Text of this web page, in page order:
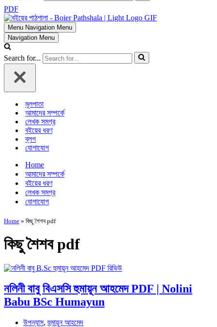
PDF
Menu Navigation Menu
Navigation Menu
Search for...
মূলপাতা
আমাদের সম্পর্কে
লেখক সমগ্র
বইয়ের ধরণ
ব্লগ
যোগাযোগ
Home
আমাদের সম্পর্কে
বইয়ের ধরণ
লেখক সমগ্র
যোগাযোগ
Home » কিছু শৈশব pdf
কিছু শৈশব pdf
নলিনী বাবু বিএসসি হুমায়ূন আহমেদ PDF | Nolini
Babu BSc Humayun
উপন্যাস,হুমায়ূন আহমেদ